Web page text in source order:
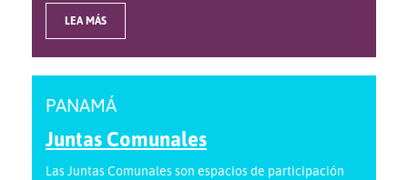
LEA MÁS
PANAMÁ
Juntas Comunales
Las Juntas Comunales son espacios de participación